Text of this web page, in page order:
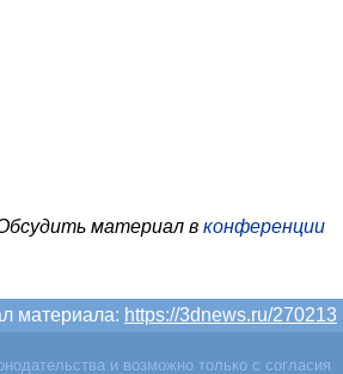
материал в конференции
материала: https://3dnews.ru/270213
и возможно только с согласия